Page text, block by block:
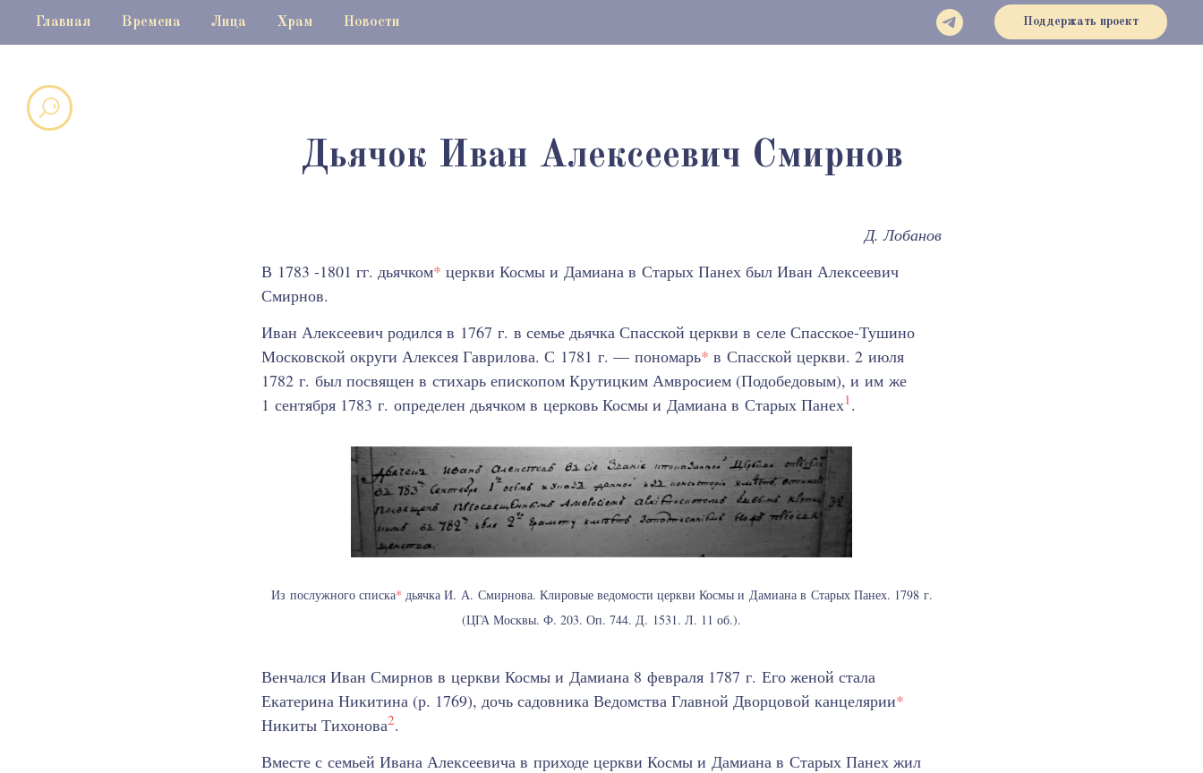
Главная Времена Лица Храм Новости Поддержать проект
Дьячок Иван Алексеевич Смирнов
Д. Лобанов
В 1783 -1801 гг. дьячком* церкви Космы и Дамиана в Старых Панех был Иван Алексеевич
Смирнов.
Иван Алексеевич родился в 1767 г. в семье дьячка Спасской церкви в селе Спасское-Тушино
Московской округи Алексея Гаврилова. С 1781 г. — пономарь* в Спасской церкви. 2 июля
1782 г. был посвящен в стихарь епископом Крутицким Амвросием (Подобедовым), и им же
1 сентября 1783 г. определен дьячком в церковь Космы и Дамиана в Старых Панех1.
Из послужного списка* дьячка И. А. Смирнова. Клировые ведомости церкви Космы и Дамиана в Старых Панех. 1798 г.
(ЦГА Москвы. Ф. 203. Оп. 744. Д. 1531. Л. 11 об.).
Венчался Иван Смирнов в церкви Космы и Дамиана 8 февраля 1787 г. Его женой стала
Екатерина Никитина (р. 1769), дочь садовника Ведомства Главной Дворцовой канцелярии*
Никиты Тихонова2.
Вместе с семьей Ивана Алексеевича в приходе церкви Космы и Дамиана в Старых Панех жил